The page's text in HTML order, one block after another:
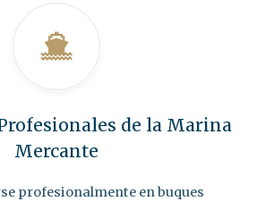
de la Marina
Mercante
profesionalmente en buques